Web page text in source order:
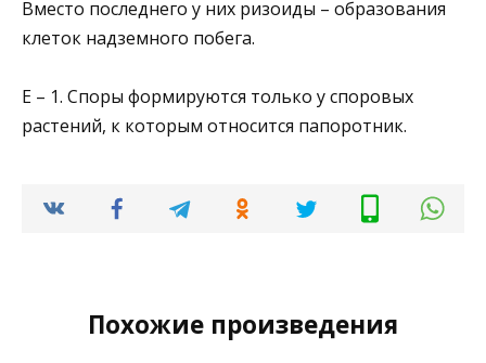
Вместо последнего у них ризоиды – образования
клеток надземного побега.
Е – 1. Споры формируются только у споровых
растений, к которым относится папоротник.
Похожие произведения